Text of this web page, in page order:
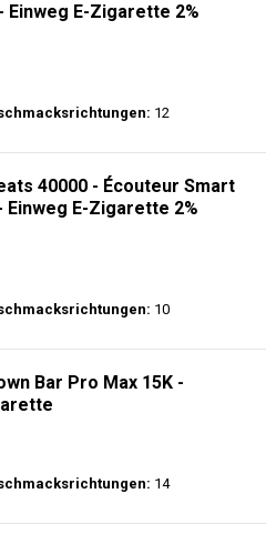
Einweg E-Zigarette 2%
12
40000 - Écouteur Smart
Einweg E-Zigarette 2%
10
Bar Pro Max 15K -
14